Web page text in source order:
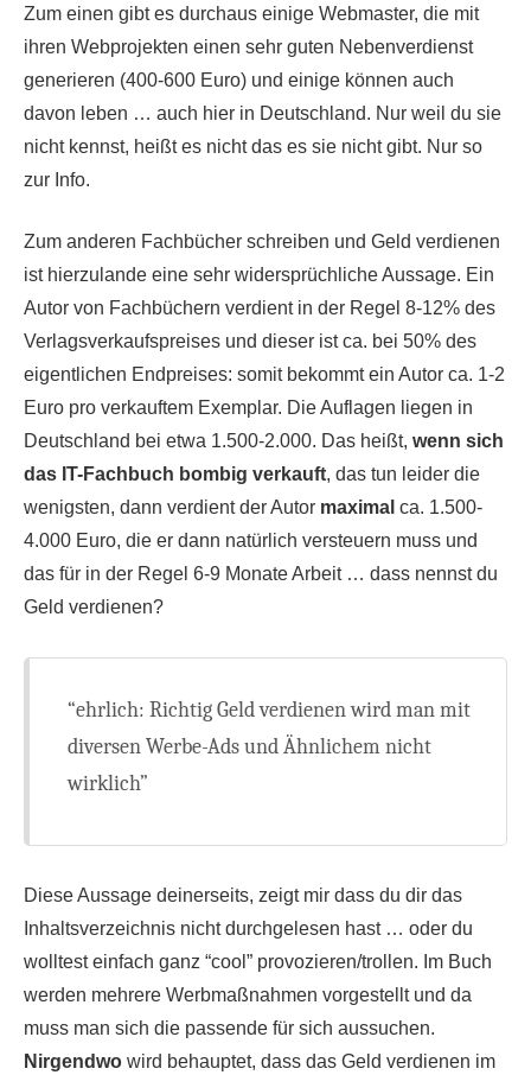
Zum einen gibt es durchaus einige Webmaster, die mit
ihren Webprojekten einen sehr guten Nebenverdienst
generieren (400-600 Euro) und einige können auch
davon leben … auch hier in Deutschland. Nur weil du sie
nicht kennst, heißt es nicht das es sie nicht gibt. Nur so
zur Info.
Zum anderen Fachbücher schreiben und Geld verdienen
ist hierzulande eine sehr widersprüchliche Aussage. Ein
Autor von Fachbüchern verdient in der Regel 8-12% des
Verlagsverkaufspreises und dieser ist ca. bei 50% des
eigentlichen Endpreises: somit bekommt ein Autor ca. 1-2
Euro pro verkauftem Exemplar. Die Auflagen liegen in
Deutschland bei etwa 1.500-2.000. Das heißt, wenn sich
das IT-Fachbuch bombig verkauft, das tun leider die
wenigsten, dann verdient der Autor maximal ca. 1.500-
4.000 Euro, die er dann natürlich versteuern muss und
das für in der Regel 6-9 Monate Arbeit … dass nennst du
Geld verdienen?
“ehrlich: Richtig Geld verdienen wird man mit
diversen Werbe-Ads und Ähnlichem nicht
wirklich”
Diese Aussage deinerseits, zeigt mir dass du dir das
Inhaltsverzeichnis nicht durchgelesen hast … oder du
wolltest einfach ganz “cool” provozieren/trollen. Im Buch
werden mehrere Werbmaßnahmen vorgestellt und da
muss man sich die passende für sich aussuchen.
Nirgendwo wird behauptet, dass das Geld verdienen im